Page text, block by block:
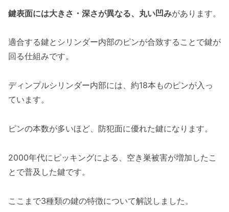
鍵表面には大きさ・深さが異なる、丸い凹みがあります。
適合する鍵とシリンダー内部のピンが合致することで鍵が
回る仕組みです。
ディンプルシリンダー内部には、約18本ものピンが入っ
ています。
ピンの本数が多いほど、防犯面に優れた鍵になります。
2000年代にピッキングによる、空き巣被害が増加したこ
とで普及した鍵です。
ここまで3種類の鍵の特徴について解説しました。